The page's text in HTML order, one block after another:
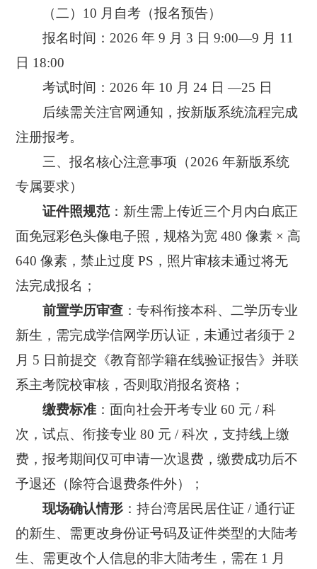
（二）10 月自考（报名预告）
报名时间：2026 年 9 月 3 日 9:00—9 月 11
日 18:00
考试时间：2026 年 10 月 24 日 —25 日
后续需关注官网通知，按新版系统流程完成
注册报考。
三、报名核心注意事项（2026 年新版系统
专属要求）
证件照规范：新生需上传近三个月内白底正
面免冠彩色头像电子照，规格为宽 480 像素 × 高
640 像素，禁止过度 PS，照片审核未通过将无
法完成报名；
前置学历审查 ：专科衔接本科、二学历专业
新生，需完成学信网学历认证，未通过者须于 2
月 5 日前提交《教育部学籍在线验证报告》并联
系主考院校审核，否则取消报名资格；
缴费标准 ：面向社会开考专业 60 元 / 科
次，试点、衔接专业 80 元 / 科次，支持线上缴
费，报考期间仅可申请一次退费，缴费成功后不
予退还（除符合退费条件外）；
现场确认情形 ：持台湾居民居住证 / 通行证
的新生、需更改身份证号码及证件类型的大陆考
生、需更改个人信息的非大陆考生，需在 1 月